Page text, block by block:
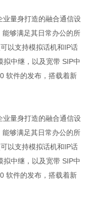
量身打造的融合通信设
够满足其日常办公的所
以支持模拟话机和IP话
中继，以及宽带 SIP中
软件的发布，搭载着新
量身打造的融合通信设
够满足其日常办公的所
以支持模拟话机和IP话
中继，以及宽带 SIP中
软件的发布，搭载着新